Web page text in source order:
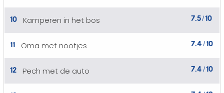
10 Kamperen in het bos 7.5/10
11 Oma met nootjes 7.4 /10
12 Pech met de auto 7.4 /10